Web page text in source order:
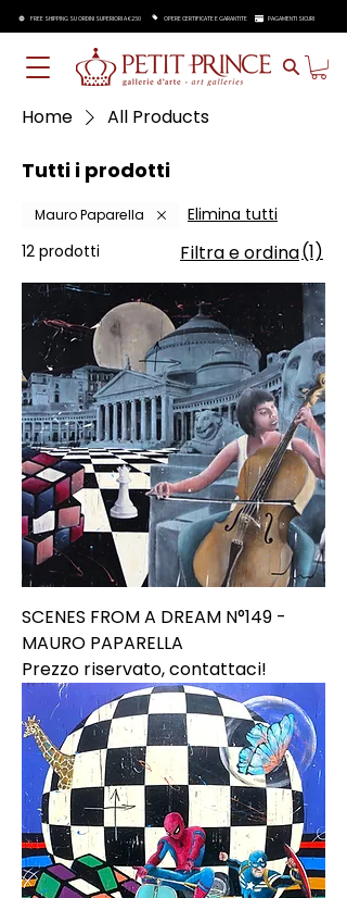
FREE SHIPPING SU ORDINI SUPERIORI A €250 OPERE CERTIFICATE E GARANTITE PAGAMENTI SICURI
Home All Products
Tutti i prodotti
Mauro Paparella
Elimina tutti
12 prodotti
Filtra e ordina(1)
SCENES FROM A DREAM N°149 -
MAURO PAPARELLA
Prezzo riservato, contattaci!